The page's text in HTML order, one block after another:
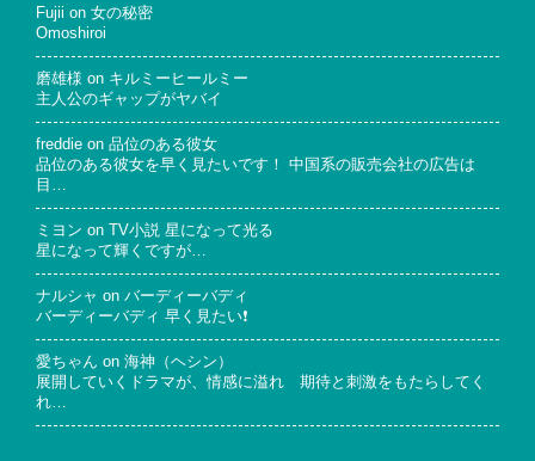
Fujii on 女の秘密
Omoshiroi
磨雄様 on キルミーヒールミー
主人公のギャップがヤバイ
freddie on 品位のある彼女
品位のある彼女を早く見たいです！ 中国系の販売会社の広告は
目…
ミヨン on
TV小説 星になって光る
星になって輝くですが…
ナルシャ on バーディーバディ
バーディーバディ 早く見たい❗
愛ちゃん on 海神（ヘシン）
展開していくドラマが、情感に溢れ 期待と刺激をもたらしてく
れ…